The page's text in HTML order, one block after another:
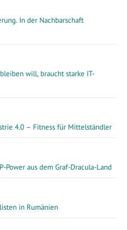
In der Nachbarschaft
will, braucht starke IT-
4.0 – Fitness für Mittelständler
Power aus dem Graf-Dracula-Land
in Rumänien